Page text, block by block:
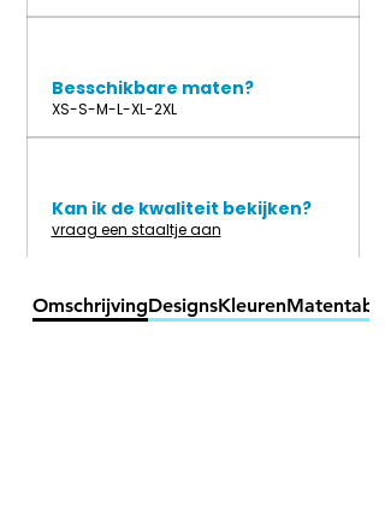
Besschikbare maten?
XS-S-M-L-XL-2XL
Kan ik de kwaliteit bekijken?
vraag een staaltje aan
OmschrijvingDesignsKleurenMatentabel